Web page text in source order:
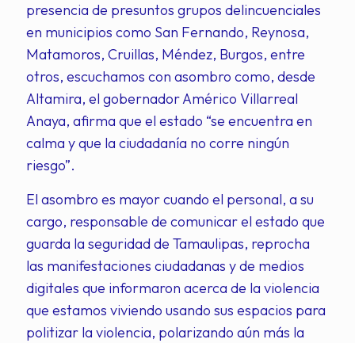
presencia de presuntos grupos delincuenciales
en municipios como San Fernando, Reynosa,
Matamoros, Cruillas, Méndez, Burgos, entre
otros, escuchamos con asombro como, desde
Altamira, el gobernador Américo Villarreal
Anaya, afirma que el estado “se encuentra en
calma y que la ciudadanía no corre ningún
riesgo”.
El asombro es mayor cuando el personal, a su
cargo, responsable de comunicar el estado que
guarda la seguridad de Tamaulipas, reprocha
las manifestaciones ciudadanas y de medios
digitales que informaron acerca de la violencia
que estamos viviendo usando sus espacios para
politizar la violencia, polarizando aún más la